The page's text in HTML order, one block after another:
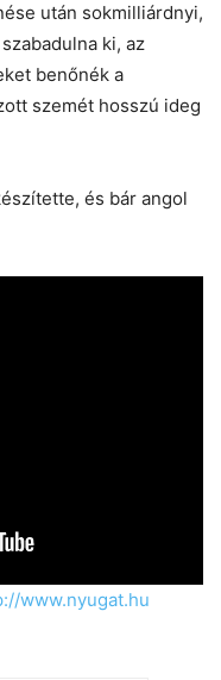
után sokmilliárdnyi,
ki, az
benőnék a
szemét hosszú ideg
és bár angol
www.nyugat.hu
Mr wAIste Close